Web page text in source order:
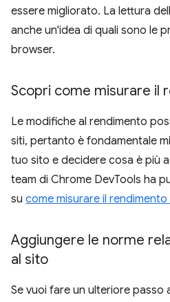
essere migliorato. La lettura
anche un'idea di quali sono le
browser.
Scopri come misurare il
Le modifiche al rendimento
siti, pertanto è fondamentale
tuo sito e decidere cosa è più
team di Chrome DevTools ha
su come misurare il
Aggiungere le norme
al sito
Se vuoi fare un ulteriore passo